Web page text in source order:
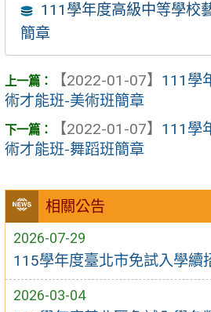
相關公告
2026-07-29
115學年度臺北市免試入學續
2026-03-04
111學年度高級中等學校
簡章
【2022-01-07】 111學
術才能班-美術班簡章
【2022-01-07】 111學
術才能班-舞蹈班簡章